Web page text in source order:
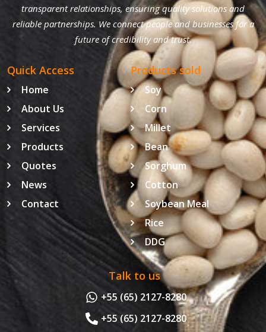
transparent relationships, ensuring quality solutions and
reliable partnerships. We connect people and businesses for a
future of credibility and trust.
Quick Access
Home
About Us
Services
Products
Quotes
News
Contact
Products sold
Soy
Corn
Millet
Bean
Sorghum
Cotton
Soybean Meal
Rice
DDG
Talk to us
+55 (65) 2127-8280
+55 (65) 2127-8280